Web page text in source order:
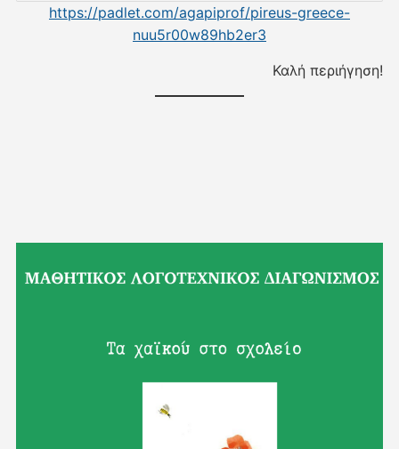
https://padlet.com/agapiprof/pireus-greece-
nuu5r00w89hb2er3
Καλή περιήγηση!